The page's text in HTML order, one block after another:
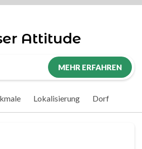
Attitude
MEHR ERFAHREN
Lokalisierung Dorf